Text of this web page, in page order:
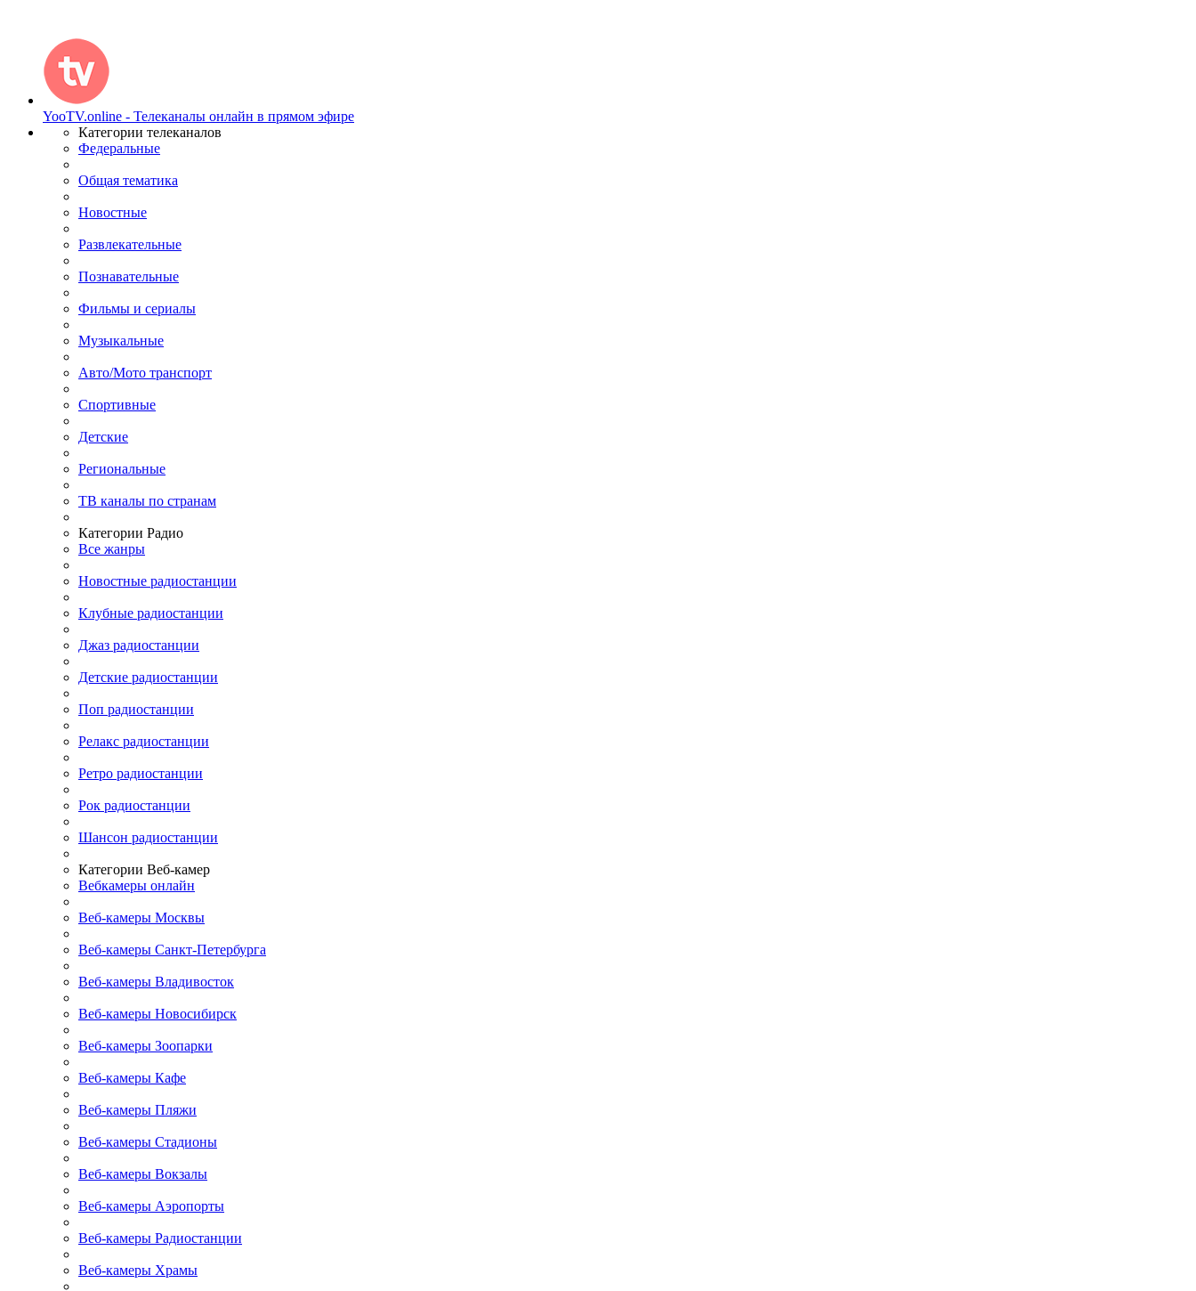
YooTV.online - Телеканалы онлайн в прямом эфире
Категории телеканалов
Федеральные
Общая тематика
Новостные
Развлекательные
Познавательные
Фильмы и сериалы
Музыкальные
Авто/Мото транспорт
Спортивные
Детские
Региональные
ТВ каналы по странам
Категории Радио
Все жанры
Новостные радиостанции
Клубные радиостанции
Джаз радиостанции
Детские радиостанции
Поп радиостанции
Релакс радиостанции
Ретро радиостанции
Рок радиостанции
Шансон радиостанции
Категории Веб-камер
Вебкамеры онлайн
Веб-камеры Москвы
Веб-камеры Санкт-Петербурга
Веб-камеры Владивосток
Веб-камеры Новосибирск
Веб-камеры Зоопарки
Веб-камеры Кафе
Веб-камеры Пляжи
Веб-камеры Стадионы
Веб-камеры Вокзалы
Веб-камеры Аэропорты
Веб-камеры Радиостанции
Веб-камеры Храмы